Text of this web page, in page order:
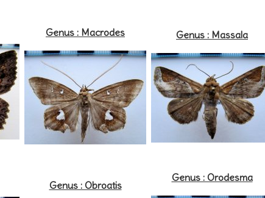
Genus : Macrodes Genus : Massala
Genus : Obroatis
Genus : Orodesma